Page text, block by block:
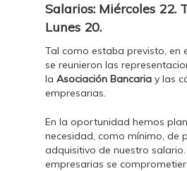
Salarios: Miércoles 22.
Lunes 20.
Tal como estaba previsto, en
se reunieron las
la Asociación Bancaria y las
empresarias.
En la oportunidad hemos
necesidad, como mínimo, de
adquisitivo de nuestro
empresarias se